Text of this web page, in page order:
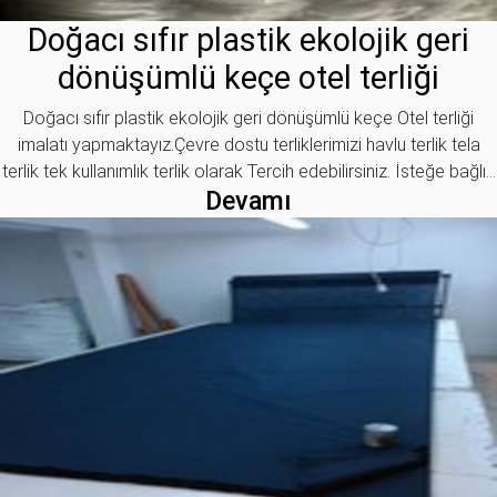
Doğacı sıfır plastik ekolojik geri
dönüşümlü keçe otel terliği
Doğacı sıfır plastik ekolojik geri dönüşümlü keçe Otel terliği
imalatı yapmaktayız.Çevre dostu terliklerimizi havlu terlik tela
terlik tek kullanımlık terlik olarak Tercih edebilirsiniz. İsteğe bağlı...
Devamı